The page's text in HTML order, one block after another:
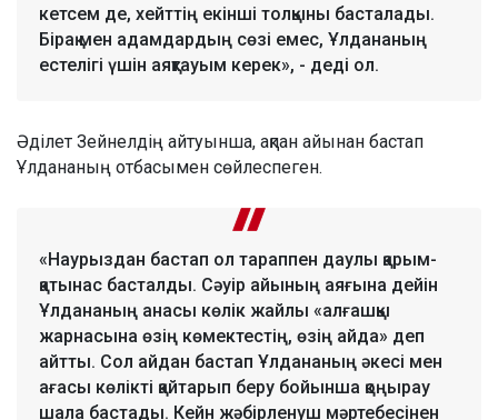
кетсем де, хейттің екінші толқыны басталады.
Бірақ мен адамдардың сөзі емес, Ұлдананың
естелігі үшін аяқтауым керек», - деді ол.
Әділет Зейнелдің айтуынша, ақпан айынан бастап
Ұлдананың отбасымен сөйлеспеген.
«Наурыздан бастап ол тараппен даулы қарым-
қатынас басталды. Сәуір айының аяғына дейін
Ұлдананың анасы көлік жайлы «алғашқы
жарнасына өзің көмектестің, өзің айда» деп
айтты. Сол айдан бастап Ұлдананың әкесі мен
ағасы көлікті қайтарып беру бойынша қоңырау
шала бастады. Кейн жәбірленуш мәртебесінен